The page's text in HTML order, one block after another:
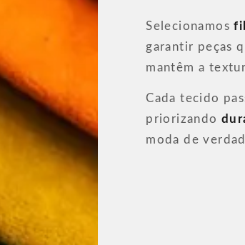
Selecionamos
garantir peças
mantêm a
Cada tecido
priorizando
moda de